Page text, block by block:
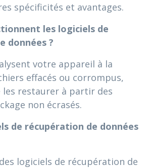
spécificités et avantages.
les logiciels de
données ?
votre appareil à la
effacés ou corrompus,
restaurer à partir des
non écrasés.
de récupération de données
logiciels de récupération de